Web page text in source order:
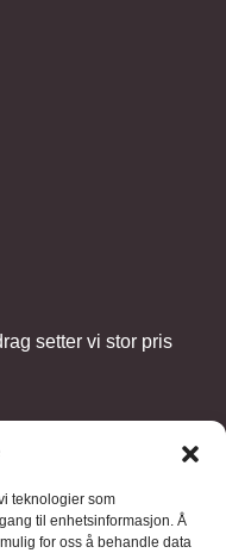
teknologier som
til enhetsinformasjon. Å
for oss å behandle data
setter vi stor pris